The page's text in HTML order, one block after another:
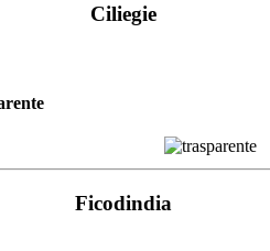
Ciliegie
Ficodindia